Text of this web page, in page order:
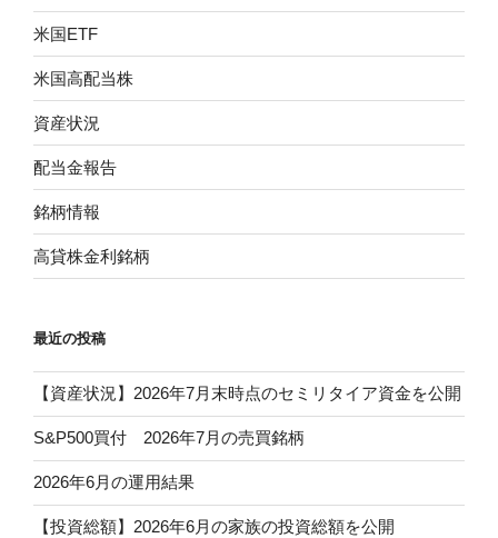
米国ETF
米国高配当株
資産状況
配当金報告
銘柄情報
高貸株金利銘柄
最近の投稿
【資産状況】2026年7月末時点のセミリタイア資金を公開
S&P500買付 2026年7月の売買銘柄
2026年6月の運用結果
【投資総額】2026年6月の家族の投資総額を公開